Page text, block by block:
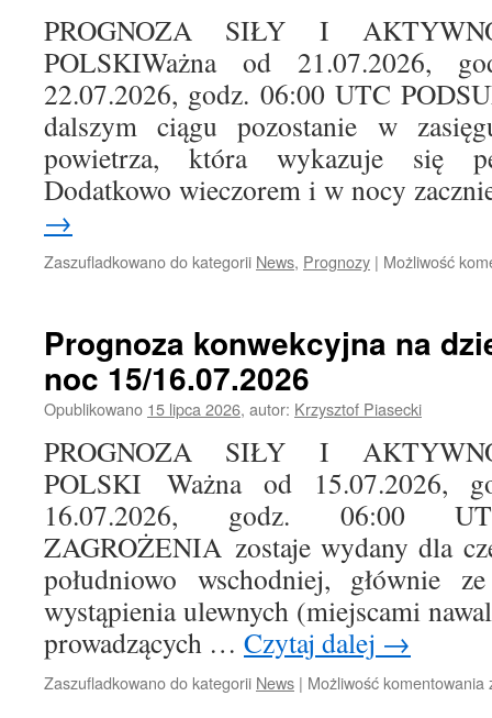
PROGNOZA SIŁY I
POLSKIWażna od 21.07.2026,
22.07.2026, godz. 06:00 UTC
dalszym ciągu pozostanie w
powietrza, która wykazuje się
Dodatkowo wieczorem i w nocy
→
Zaszufladkowano do kategorii News, Prognozy | Możliwość
Prognoza konwekcyjna na
noc 15/16.07.2026
Opublikowano 15 lipca 2026, autor: Krzysztof Piasecki
PROGNOZA SIŁY I
POLSKI Ważna od 15.07.2026,
16.07.2026, godz. 06:00
ZAGROŻENIA zostaje wydany dla
południowo wschodniej, głównie
wystąpienia ulewnych (miejscami
prowadzących … Czytaj dalej →
Zaszufladkowano do kategorii News | Możliwość komentowania